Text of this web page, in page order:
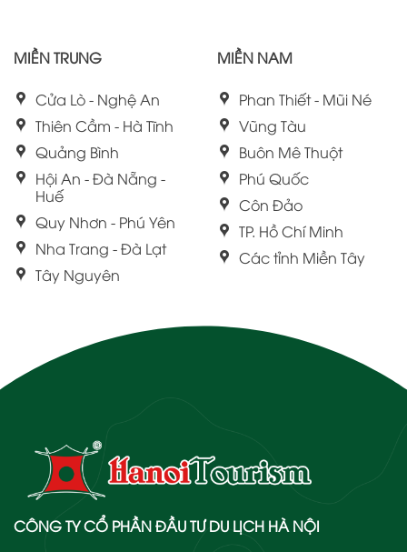
MIỀN TRUNG
Cửa Lò - Nghệ An
Thiên Cầm - Hà Tĩnh
Quảng Bình
Hội An - Đà Nẵng -
Huế
Quy Nhơn - Phú Yên
Nha Trang - Đà Lạt
Tây Nguyên
MIỀN NAM
Phan Thiết - Mũi Né
Vũng Tàu
Buôn Mê Thuột
Phú Quốc
Côn Đảo
TP. Hồ Chí Minh
Các tỉnh Miền Tây
CÔNG TY CỔ PHẦN ĐẦU TƯ DU LỊCH HÀ NỘI